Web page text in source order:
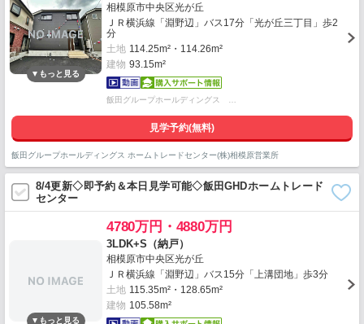
相模原市中央区光が丘
ＪＲ横浜線「淵野辺」バス17分「光が丘三丁目」歩2
分
土地 114.25m²・114.26m²
建物 93.15m²
飯田グループホールディングス …
見学予約(無料)
飯田グループホールディングス ホームトレードセンター(株)相模原営業所
8/4更新◇即予約＆本日見学可能◇飯田GHDホームトレード
センター
4780万円・4880万円
3LDK+S（納戸）
相模原市中央区光が丘
ＪＲ横浜線「淵野辺」バス15分「上溝団地」歩3分
土地 115.35m²・128.65m²
建物 105.58m²